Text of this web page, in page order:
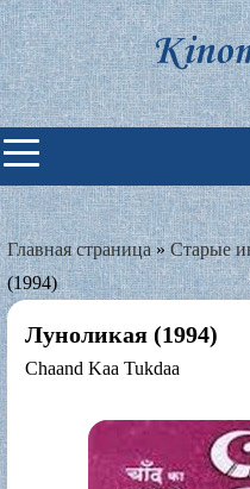
Skip
to
content
Индийские
Главная страница»Старые
(1994)
Луноликая (1994)
Chaand Kaa Tukdaa